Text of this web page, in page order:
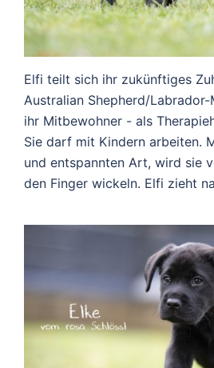
Elfi teilt sich ihr zukünftiges
Australian Shepherd/
ihr Mitbewohner - als
Sie darf mit Kindern arbeiten.
und entspannten Art, wird sie
den Finger wickeln. Elfi zieht